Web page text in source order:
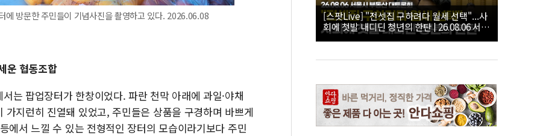
에 방문한 주민들이 기념사진을 촬영하고 있다. 2026.06.08
협동조합
는 팝업장터가 한창이었다. 파란 천막 아래에 과일·야채
지런히 진열돼 있었고, 주민들은 상품을 구경하며 바쁘게
에서 느낄 수 있는 전형적인 장터의 모습이라기보다 주민
[스팟Live] "전셋집 구하려다 월세 선택"...사
회에 첫발 내디딘 청년의 한탄 | 26.08.06 서울
시 부동산 대토론회